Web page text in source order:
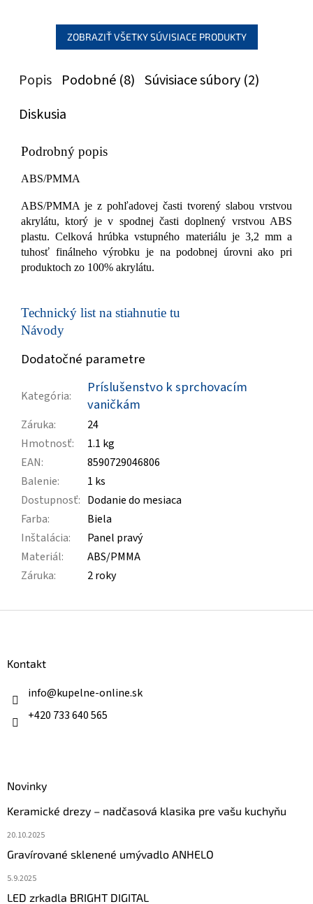
imitujúcou prírodný kameň...
ZOBRAZIŤ VŠETKY SÚVISIACE PRODUKTY
Popis Podobné (8) Súvisiace súbory (2)
Diskusia
Podrobný popis
ABS/PMMA
ABS/PMMA je z pohľadovej časti tvorený slabou vrstvou
akrylátu, ktorý je v spodnej časti doplnený vrstvou ABS
plastu. Celková hrúbka vstupného materiálu je 3,2 mm a
tuhosť finálneho výrobku je na podobnej úrovni ako pri
produktoch zo 100% akrylátu.
Technický list na stiahnutie tu
Návody
Dodatočné parametre
Kategória:
Príslušenstvo k sprchovacím
vaničkám
Záruka:
24
Hmotnosť:
1.1 kg
EAN:
8590729046806
Balenie:
1 ks
Dostupnosť: Dodanie do mesiaca
Farba:
Biela
Inštalácia:
Panel pravý
Materiál:
ABS/PMMA
Záruka: 2 roky
Kontakt
info@kupelne-online.sk
+420 733 640 565
Novinky
Keramické drezy – nadčasová klasika pre vašu kuchyňu
20.10.2025
Gravírované sklenené umývadlo ANHELO
5.9.2025
LED zrkadla BRIGHT DIGITAL